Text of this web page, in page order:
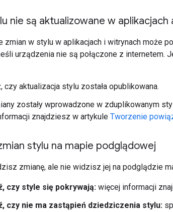
nie są aktualizowane w
zmian w stylu w aplikacjach i witrynach może
jeśli urządzenia nie są połączone z
czy aktualizacja stylu została opublikowana.
zostały wprowadzone w zduplikowanym
znajdziesz w artykule Tworzenie
stylu na mapie podglądowej
zmianę, ale nie widzisz jej na podglądzie
czy style się pokrywają: więcej informacji
czy nie ma zastąpień dziedziczenia stylu: